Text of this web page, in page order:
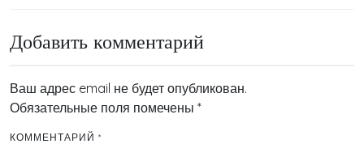
Добавить комментарий
Ваш адрес email не будет опубликован.
Обязательные поля помечены *
КОММЕНТАРИЙ *